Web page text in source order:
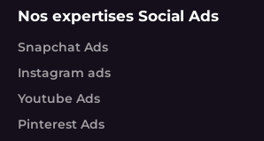
Nos expertises Social Ads
Snapchat Ads
Instagram ads
Youtube Ads
Pinterest Ads